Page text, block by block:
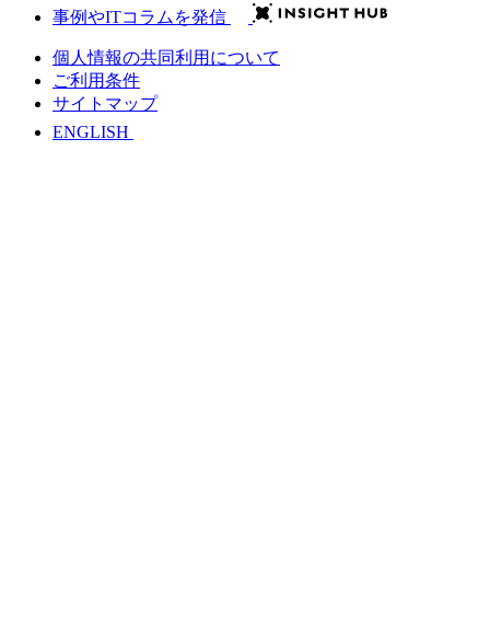
事例やITコラムを発信
個人情報の共同利用について
ご利用条件
サイトマップ
ENGLISH